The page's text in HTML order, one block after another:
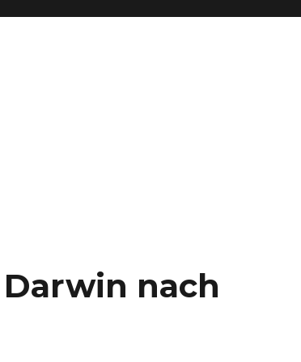
nach